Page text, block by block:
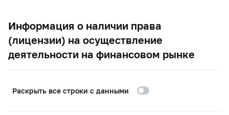
Информация о наличии права
(лицензии) на осуществление
деятельности на финансовом рынке
Раскрыть все строки с данными